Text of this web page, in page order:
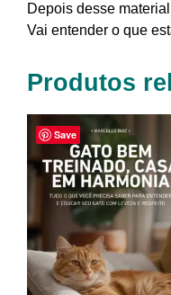
Depois desse
Vai entender o que
Produtos
Save